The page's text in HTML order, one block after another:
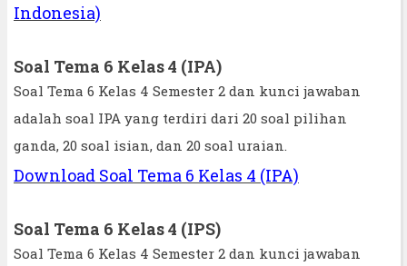
Indonesia)
Soal Tema 6 Kelas 4 (IPA)
Soal Tema 6 Kelas 4 Semester 2 dan kunci jawaban
adalah soal IPA yang terdiri dari 20 soal pilihan
ganda, 20 soal isian, dan 20 soal uraian.
Download Soal Tema 6 Kelas 4 (IPA)
Soal Tema 6 Kelas 4 (IPS)
Soal Tema 6 Kelas 4 Semester 2 dan kunci jawaban